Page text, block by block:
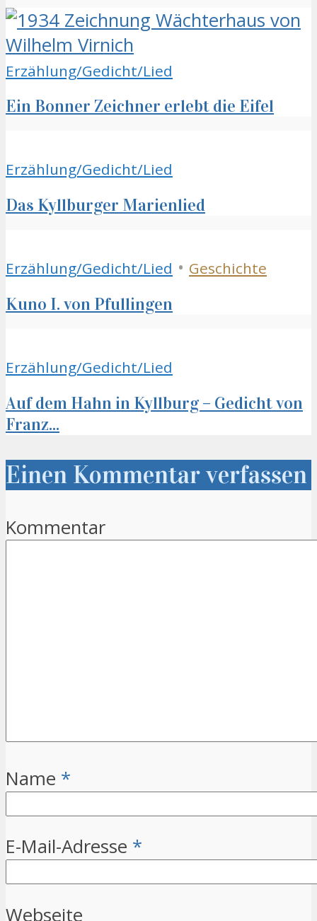
Erzählung/Gedicht/Lied
Ein Bonner Zeichner erlebt die Eifel
Erzählung/Gedicht/Lied
Das Kyllburger Marienlied
Erzählung/Gedicht/Lied • Geschichte
Kuno I. von Pfullingen
Erzählung/Gedicht/Lied
Auf dem Hahn in Kyllburg – Gedicht von
Franz...
Einen Kommentar verfassen
Kommentar
Name *
E-Mail-Adresse *
Webseite